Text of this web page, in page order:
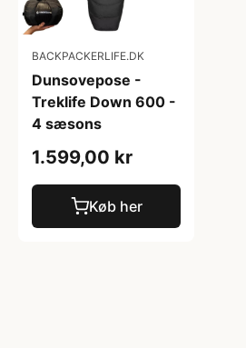
BACKPACKERLIFE.DK
Dunsovepose -
Treklife Down 600 -
4 sæsons
1.599,00 kr
Køb her